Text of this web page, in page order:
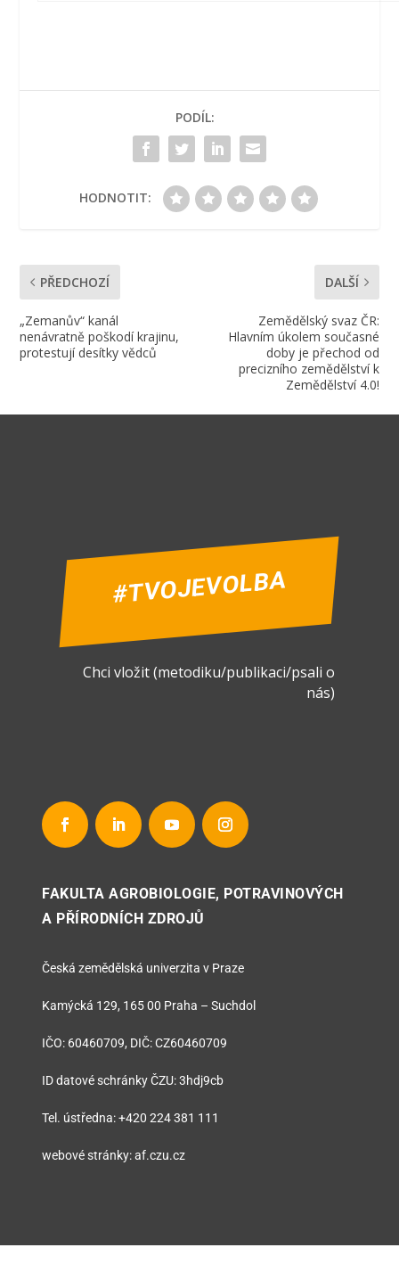
PODÍL:
HODNOTIT:
PŘEDCHOZÍ
„Zemanův“ kanál
nenávratně poškodí krajinu,
protestují desítky vědců
DALŠÍ
Zemědělský svaz ČR:
Hlavním úkolem současné
doby je přechod od
precizního zemědělství k
Zemědělství 4.0!
#TVOJEVOLBA
Chci vložit (metodiku/publikaci/psali o
nás)
FAKULTA AGROBIOLOGIE, POTRAVINOVÝCH
A PŘÍRODNÍCH ZDROJŮ
Česká zemědělská univerzita v Praze
Kamýcká 129, 165 00 Praha – Suchdol
IČO: 60460709, DIČ: CZ60460709
ID datové schránky ČZU: 3hdj9cb
Tel. ústředna: +420 224 381 111
webové stránky: af.czu.cz